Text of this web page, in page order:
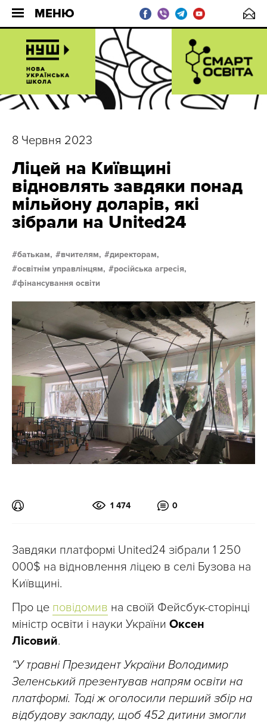
МЕНЮ
8 Червня 2023
Ліцей на Київщині
відновлять завдяки понад
мільйону доларів, які
зібрали на United24
батькам, вчителям,
директорам,
освітнім управлінцям,
російська агресія,
фінансування освіти
1 474 0
Завдяки платформі United24 зібрали 1 250
000$ на відновлення ліцею в селі Бузова на
Київщині.
Про це повідомив на своїй Фейсбук-сторінці
міністр освіти і науки України Оксен
Лісовий.
“У травні Президент України Володимир
Зеленський презентував напрям освіти на
платформі. Тоді ж оголосили перший збір на
відбудову закладу, щоб 452 дитини змогли